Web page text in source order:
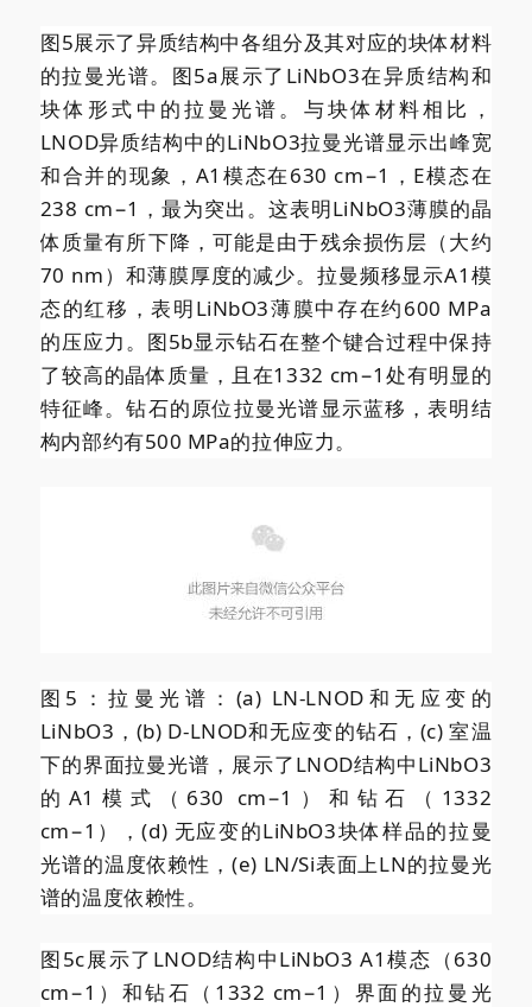
图5展示了异质结构中各组分及其对应的块体材料
的拉曼光谱。图5a展示了LiNbO3在异质结构和
块体形式中的拉曼光谱。与块体材料相比，
LNOD异质结构中的LiNbO3拉曼光谱显示出峰宽
和合并的现象，A1模态在630 cm−1，E模态在
238 cm−1，最为突出。这表明LiNbO3薄膜的晶
体质量有所下降，可能是由于残余损伤层（大约
70 nm）和薄膜厚度的减少。拉曼频移显示A1模
态的红移，表明LiNbO3薄膜中存在约600 MPa
的压应力。图5b显示钻石在整个键合过程中保持
了较高的晶体质量，且在1332 cm−1处有明显的
特征峰。钻石的原位拉曼光谱显示蓝移，表明结
构内部约有500 MPa的拉伸应力。
图5：拉曼光谱：(a) LN-LNOD和无应变的
LiNbO3，(b) D-LNOD和无应变的钻石，(c) 室温
下的界面拉曼光谱，展示了LNOD结构中LiNbO3
的A1模式（630 cm−1）和钻石（1332
cm−1），(d) 无应变的LiNbO3块体样品的拉曼
光谱的温度依赖性，(e) LN/Si表面上LN的拉曼光
谱的温度依赖性。
图5c展示了LNOD结构中LiNbO3 A1模态（630
cm−1）和钻石（1332 cm−1）界面的拉曼光